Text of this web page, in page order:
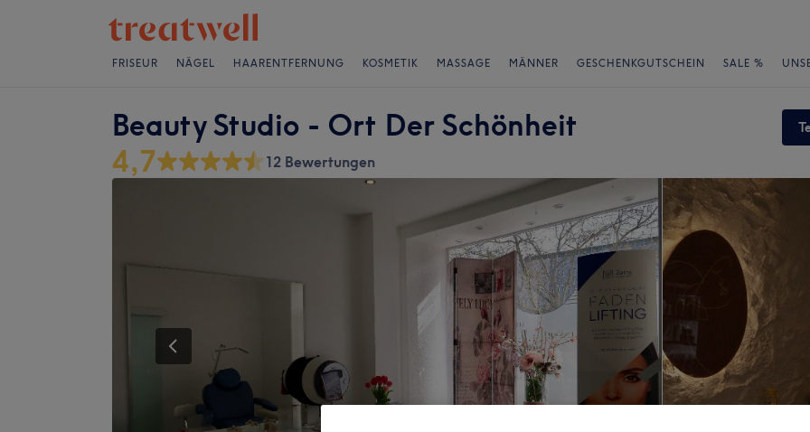
FRISEUR NÄGEL HAARENTFERNUNG KOSMETIK MASSAGE MÄNNER GESCHENKGUTSCHEIN SALE %
Beauty Studio - Ort Der Schönheit
4,7 12 Bewertungen